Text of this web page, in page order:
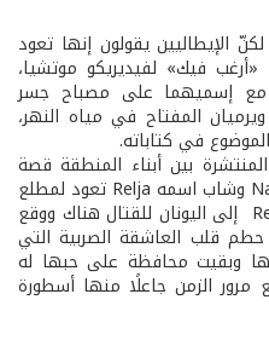
الإيطاليين يقولون إنها تعود
«أرغب فيك» لفيديريكو موتشيا،
مع إسميهما على مصباح جسر
المفتاح في مياه النهر،
في كتاباته.
بين أبناء المنطقة قصة
عشق شهيرة بين فتاة اسمها Nada وشاب اسمه Relja تعود لمطلع
الحرب العالمية الاولى، حين غادرRelja إلى اليونان للقتال هناك ووقع
حطم قلب العاشقة الصربية التي
وبقيت محافظة على حبها له
الزمن جاعلًا منها أسطورة